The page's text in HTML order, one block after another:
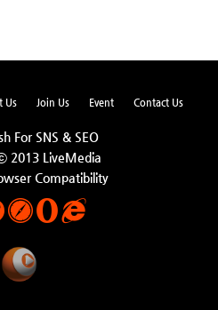
Us Join Us Event Contact Us
For SNS & SEO
2013 LiveMedia
Compatibility